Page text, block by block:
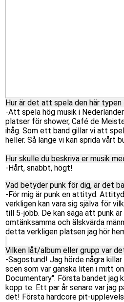
Hur är det att spela den här typen
-Att spela hög musik i
platser för shower, Café de
ihåg. Som ett band gillar vi att
heller. Så länge vi kan sprida vårt
Hur skulle du beskriva er musik
-Hårt, snabbt, högt!
Vad betyder punk för dig, är det
-För mig är punk en attityd.
verkligen kan vara sig själva för
till 5-jobb. De kan säga att punk
omtänksamma och älskvärda
detta verkligen platsen jag hör
Vilken låt/album eller grupp var
-Sagostund! Jag hörde några
scen som var ganska liten i mitt
Documentary". Första bandet jag
kopp te. Ett par år senare var jag
det! Första hardcore pit-